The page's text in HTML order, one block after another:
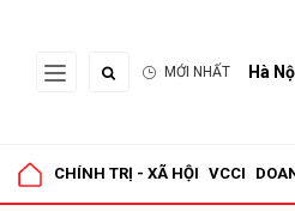
MỚI NHẤT Hà
CHÍNH TRỊ - XÃ HỘI VCCI